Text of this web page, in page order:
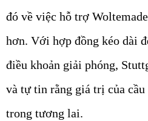
đó về việc hỗ trợ
hơn. Với hợp đồng kéo dài
điều khoản giải phóng,
và tự tin rằng giá trị của
trong tương lai.